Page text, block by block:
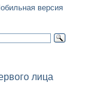
версия
лица